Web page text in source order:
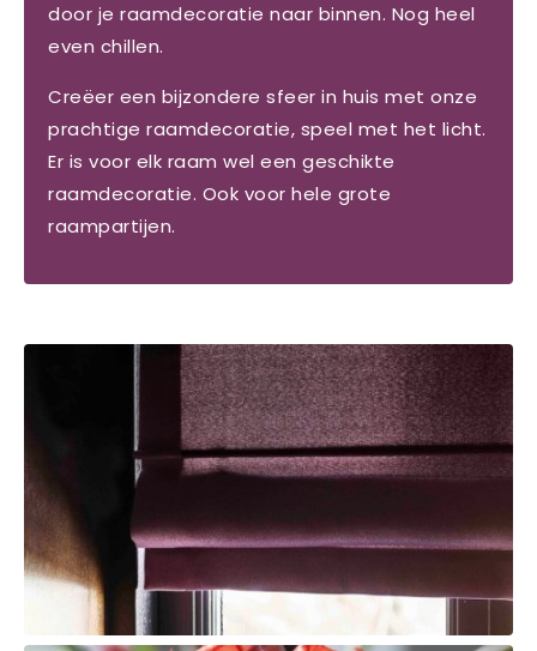
door je raamdecoratie naar binnen. Nog heel
even chillen.
Creëer een bijzondere sfeer in huis met onze
prachtige raamdecoratie, speel met het licht.
Er is voor elk raam wel een geschikte
raamdecoratie. Ook voor hele grote
raampartijen.